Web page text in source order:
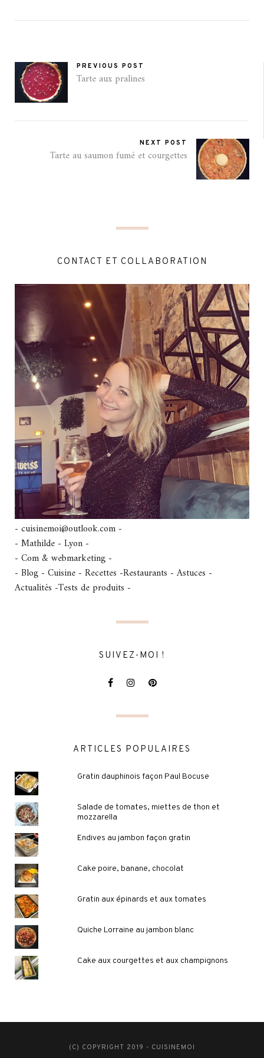
PREVIOUS POST
Tarte aux pralines
NEXT POST
Tarte au saumon fumé et courgettes
CONTACT ET COLLABORATION
- cuisinemoi@outlook.com -
- Mathilde - Lyon -
- Com & webmarketing -
- Blog - Cuisine - Recettes -Restaurants - Astuces -
Actualités -Tests de produits -
SUIVEZ-MOI !
ARTICLES POPULAIRES
Gratin dauphinois façon Paul Bocuse
Salade de tomates, miettes de thon et
mozzarella
Endives au jambon façon gratin
Cake poire, banane, chocolat
Gratin aux épinards et aux tomates
Quiche Lorraine au jambon blanc
Cake aux courgettes et aux champignons
(C) COPYRIGHT 2019 - CUISINEMOI